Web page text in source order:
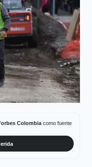
Colombiacomo fuente